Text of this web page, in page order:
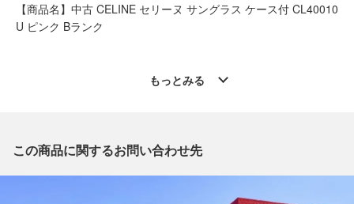
【商品名】中古 CELINE セリーヌ サングラス ケース付 CL40010
U ピンク Bランク
※「なんでもリサイクルビッグバン 公式オンラインストアの出
もっとみる
この商品に関するお問い合わせ先